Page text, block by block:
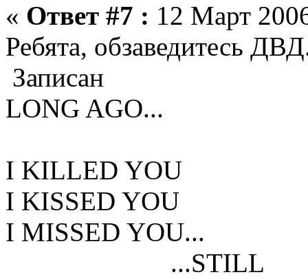
« Ответ #7 : 12 Март
Ребята, обзаведитесь
Записан
LONG AGO...
I KILLED YOU
I KISSED YOU
I MISSED YOU...
...STILL